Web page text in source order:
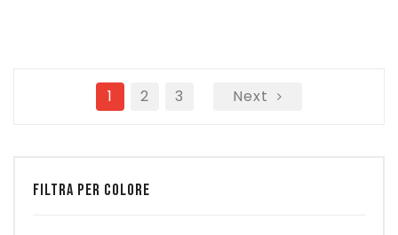
€ 499,00.
€ 324,50.
1 2 3 Next
FILTRA PER COLORE